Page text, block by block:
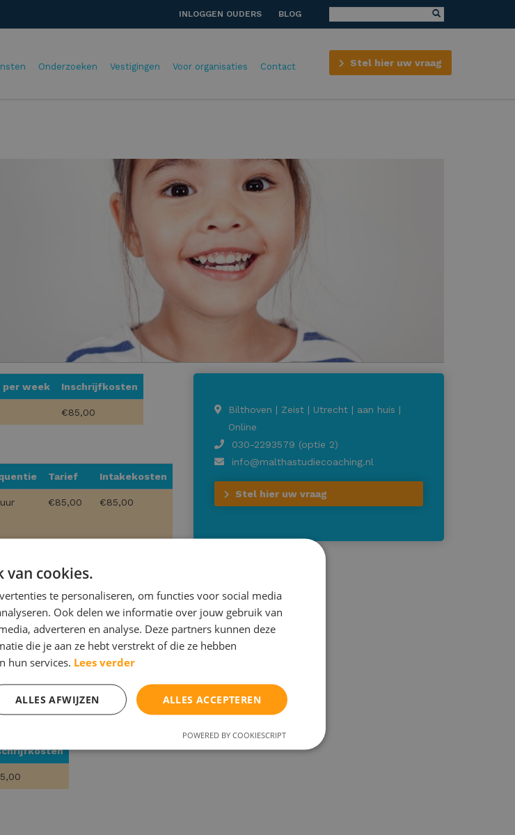
INLOGGEN OUDERS BLOG
Onderzoeken Vestigingen Voor organisaties Contact Stel hier uw vraag
per week Inschrijfkosten
€85,00
Tarief Intakekosten
€85,00 €85,00
€65,00
€65,00 -
€65,00 -
Bilthoven | Zeist | Utrecht | aan huis |
Online
030-2293579 (optie 2)
info@malthastudiecoaching.nl
Stel hier uw vraag
van cookies.
te personaliseren, om functies voor social media
Ook delen we informatie over jouw gebruik van
adverteren en analyse. Deze partners kunnen deze
die je aan ze hebt verstrekt of die ze hebben
hun services. Lees verder
ALLES ACCEPTEREN
ALLES AFWIJZEN
POWERED BY COOKIESCRIPT